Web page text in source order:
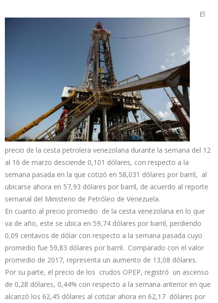
El
precio de la cesta petrolera venezolana durante la semana del 12
al 16 de marzo desciende 0,101 dólares, con respecto a la
semana pasada en la que cotizó en 58,031 dólares por barril, al
ubicarse ahora en 57,93 dólares por barril, de acuerdo al reporte
semanal del Ministerio de Petróleo de Venezuela.
En cuanto al precio promedio de la cesta venezolana en lo que
va de año, este se ubica en 59,74 dólares por barril, perdiendo
0,09 centavos de dólar con respecto a la semana pasada cuyo
promedio fue 59,83 dólares por barril. Comparado con el valor
promedio de 2017, representa un aumento de 13,08 dólares.
Por su parte, el precio de los crudos OPEP, registró un ascenso
de 0,28 dólares, 0,44% con respecto a la semana anterior en que
alcanzó los 62,45 dólares al cotizar ahora en 62,17 dólares por